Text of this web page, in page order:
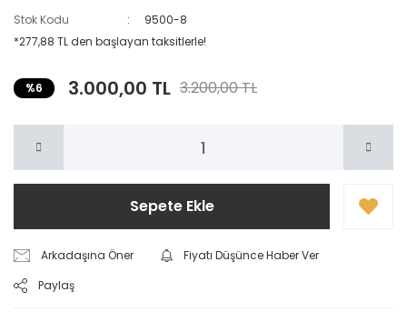
Stok Kodu
9500-8
*277,88 TL den başlayan taksitlerle!
%6 3.000,00 TL 3.200,00 TL
Sepete Ekle
Arkadaşına Öner
Fiyatı Düşünce Haber Ver
Paylaş